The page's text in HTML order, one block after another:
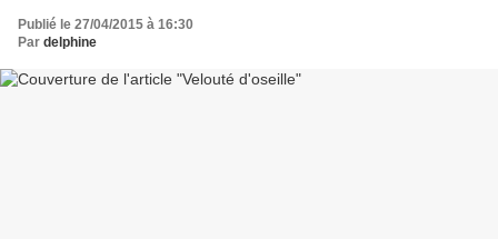
Publié le 27/04/2015 à 16:30
Par delphine